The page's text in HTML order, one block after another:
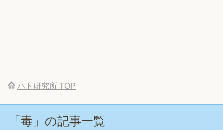
ハト研究所 TOP
「毒」の記事一覧